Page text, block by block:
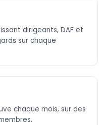
dirigeants, DAF et
sur chaque
chaque mois, sur des